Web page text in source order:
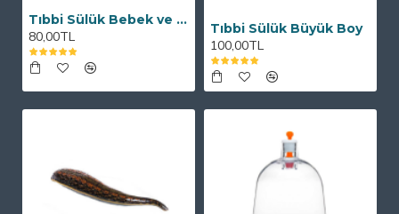
Tıbbi Sülük Bebek ve Küçük Boy
80,00TL Tıbbi Sülük Büyük Boy
100,00TL